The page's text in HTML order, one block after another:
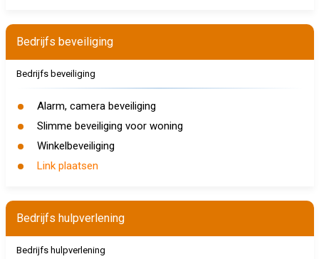
Bedrijfs beveiliging
Bedrijfs beveiliging
Alarm, camera beveiliging
Slimme beveiliging voor woning
Winkelbeveiliging
Link plaatsen
Bedrijfs hulpverlening
Bedrijfs hulpverlening